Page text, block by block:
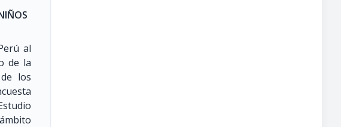
al
de la
los